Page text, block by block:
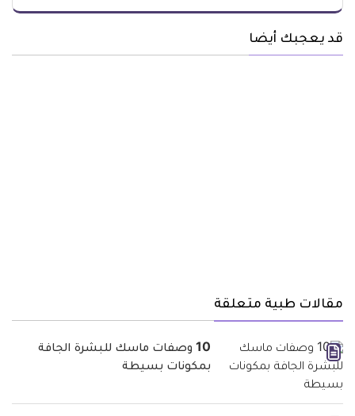
قد يعجبك أيضا
مقالات طبية متعلقة
10 وصفات ماسك للبشرة الجافة
بمكونات بسيطة